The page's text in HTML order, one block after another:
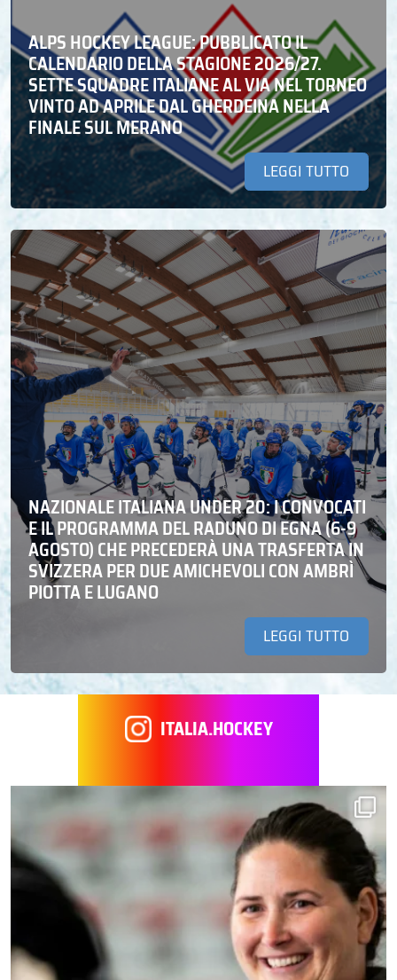
ALPS HOCKEY LEAGUE: PUBBLICATO IL
CALENDARIO DELLA STAGIONE 2026/27.
SETTE SQUADRE ITALIANE AL VIA NEL TORNEO
VINTO AD APRILE DAL GHERDEINA NELLA
FINALE SUL MERANO
LEGGI TUTTO
NAZIONALE ITALIANA UNDER 20: I CONVOCATI
E IL PROGRAMMA DEL RADUNO DI EGNA (6-9
AGOSTO) CHE PRECEDERÀ UNA TRASFERTA IN
SVIZZERA PER DUE AMICHEVOLI CON AMBRÌ
PIOTTA E LUGANO
LEGGI TUTTO
ITALIA.HOCKEY